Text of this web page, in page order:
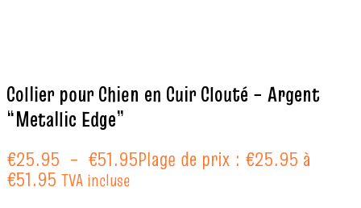
Collier pour Chien en Cuir Clouté – Argent
“Metallic Edge”
€25.95 – €51.95Plage de prix : €25.95 à
€51.95 TVA incluse